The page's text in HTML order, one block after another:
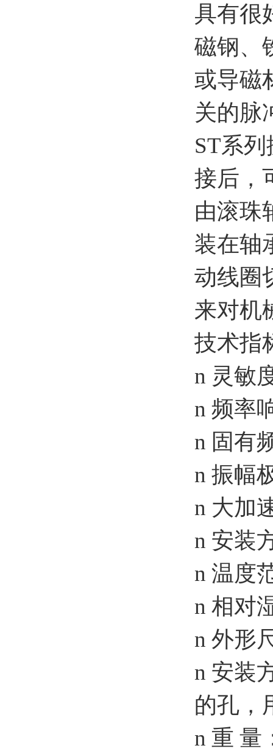
具有很
磁钢、
或导磁
关的脉
ST系
接后，
由滚珠
装在轴
动线圈
来对机
技术指
n 灵敏
n 频率
n 固有
n 振幅
n 大加
n 安装
n 温度
n 相对
n 外形
n 安装
的孔，
n 重 量